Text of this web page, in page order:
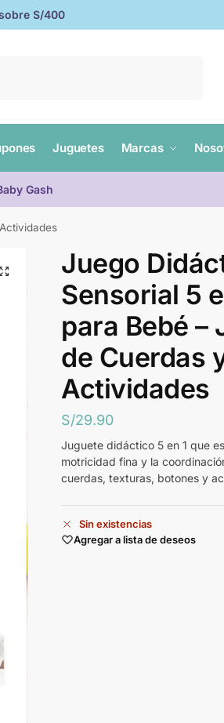
S/400
Juguetes Marcas
Gash
Juego
Sensorial 5
para Bebé –
de Cuerdas
Actividades
S/29.90
Juguete didáctico 5 en 1 que
motricidad fina y la
cuerdas, texturas, botones y
Sin existencias
Agregar a lista de deseos